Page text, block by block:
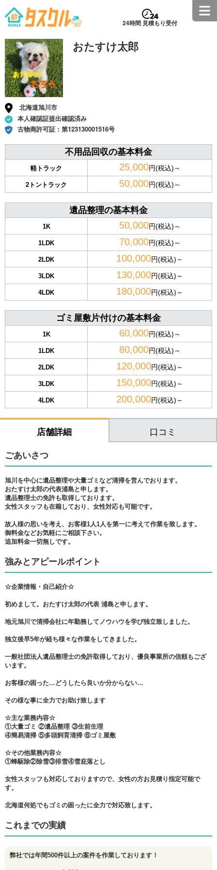
24時間 見積もり受付
おたすけ太郎
北海道旭川市
本人確認証提出確認済み
古物商許可証： 第123130001516号
不用品回収の基本料金
軽トラック 25,000円(税込)～
2トントラック 50,000円(税込)～
遺品整理の基本料金
1K 50,000円(税込)～
1LDK 70,000円(税込)～
2LDK 100,000円(税込)～
3LDK 130,000円(税込)～
4LDK 180,000円(税込)～
ゴミ屋敷片付けの基本料金
1K 60,000円(税込)～
1LDK 80,000円(税込)～
2LDK 120,000円(税込)～
3LDK 150,000円(税込)～
4LDK 200,000円(税込)～
店舗詳細
口コミ
ごあいさつ
旭川を中心に遺品整理や大量ゴミなど清掃を営んでおります。
おたすけ太郎の代表浦島と申します。
遺品整理士の免許も取得しております。
女性スタッフも在籍しており、女性対応も可能です。
故人様の思いを考え、お客様1人1人を第一に考えて作業を致します。
御料金などお気軽にご相談下さい。
追加料金一切無しです。
強みとアピールポイント
☆企業情報・自己紹介☆
初めまして。おたすけ太郎の代表 浦島と申します。
地元旭川で清掃会社に年勤務してノウハウを学び独立致しました。
独立後早5年が経ち様々な作業をしてきました。
一般社団法人遺品整理士の免許取得しており、優良事業所の信頼もござ
います。
お客様の困った…どうしたら良いか分からない…
その様な事に全力でお助け致します
☆主な業務内容☆
①大量ゴミ ②遺品整理 ③生前生理
④簡易清掃 ⑤多頭飼育清掃 ⑥ゴミ屋敷
☆その他業務内容☆
①蜂駆除②除雪③排雪④雪庇落とし
女性スタッフも対応しておりますので、女性の方お見積り指定可能で
す。
北海道何処でもゴミの困ったに全力で対応致します。
これまでの実績
弊社では年間500件以上の案件を作業しております！